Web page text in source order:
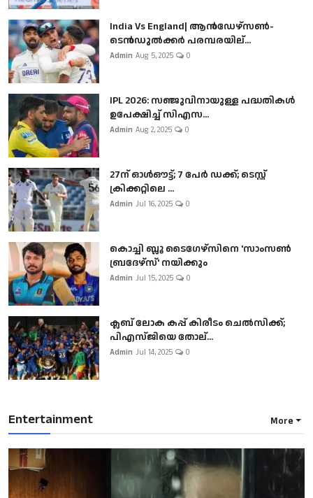
India Vs England| ആൻഡേഴ്സൺ-
ടെൻഡുല്‍ക്കർ പരമ്പരയില്...
Admin Aug 5, 2025 0
IPL 2026: സഞ്ജുവിനായുള്ള പദ്ധതികൾ
ഉപേക്ഷിച്ച് സിഎസ...
Admin Aug 2, 2025 0
27ന് ഓൾഔട്ട്; 7 പേർ ഡക്ക്; ടെസ്റ്റ്
ക്രിക്കറ്റിലെ ...
Admin Jul 16, 2025 0
കൊച്ചി ബ്ലൂ ടൈഗേഴ്സിനെ 'സാംസൺ
ബ്രദേഴ്സ്' നയിക്കും
Admin Jul 15, 2025 0
ക്ലബ് ലോക കപ്പ് കിരീടം ചെല്‍സിക്ക്;
പിഎസ്ജിയെ തോല്...
Admin Jul 14, 2025 0
Entertainment More